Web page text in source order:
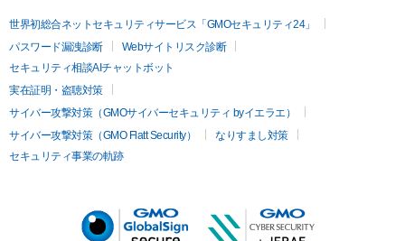
世界初総合ネットセキュリティサービス「GMOセキュリティ24」
パスワード漏洩診断
Webサイトリスク診断
セキュリティ相談AIチャットボット
実在証明・盗聴対策
サイバー攻撃対策（GMOサイバーセキュリティ byイエラエ）
サイバー攻撃対策（GMO Flatt Security）
なりすまし対策
セキュリティ事業の軌跡